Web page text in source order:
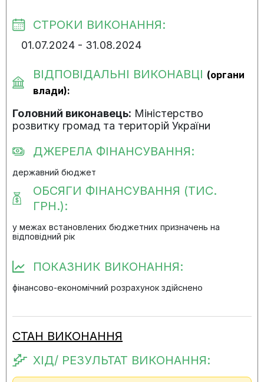
СТРОКИ ВИКОНАННЯ:
01.07.2024 - 31.08.2024
ВІДПОВІДАЛЬНІ ВИКОНАВЦІ (органи
влади):
Головний виконавець: Міністерство
розвитку громад та територій України
ДЖЕРЕЛА ФІНАНСУВАННЯ:
державний бюджет
ОБСЯГИ ФІНАНСУВАННЯ (ТИС.
ГРН.):
у межах встановлених бюджетних призначень на
відповідний рік
ПОКАЗНИК ВИКОНАННЯ:
фінансово-економічний розрахунок здійснено
СТАН ВИКОНАННЯ
ХІД/ РЕЗУЛЬТАТ ВИКОНАННЯ: